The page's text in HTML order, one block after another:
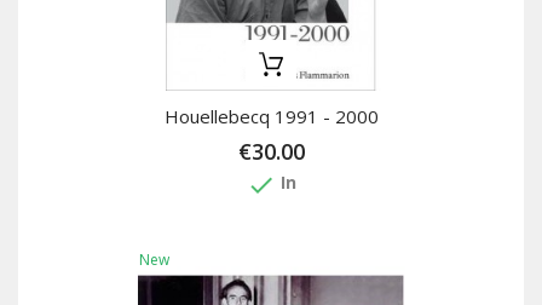
Houellebecq 1991 - 2000
€30.00
done In
New